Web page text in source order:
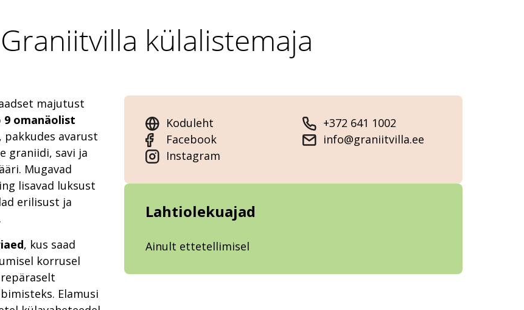
külalistemaja
majutust
9 omanäolist
avarust
graniidi, savi ja
Mugavad
lisavad luksust
erilisust ja
, kus saad
korrusel
Elamusi
Koduleht
Facebook
Instagram
+372 641 1002
info@graniitvilla.ee
Lahtiolekuajad
Ainult ettetellimisel